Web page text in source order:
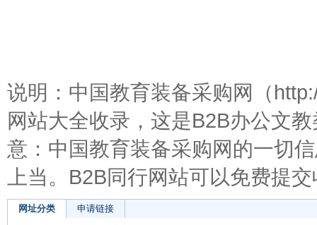
说明：中国教育装备采购网（
网站大全收录，这是B2B办公文
意：中国教育装备采购网的一切
上当。B2B同行网站可以免费提
网址分类 申请链接